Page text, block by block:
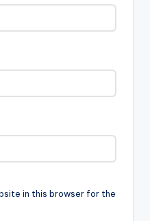
in this browser for the